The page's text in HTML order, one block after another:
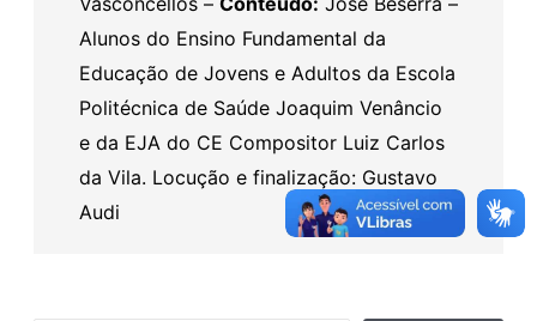
Alunos do Ensino Fundamental da
Educação de Jovens e Adultos da Escola
Politécnica de Saúde Joaquim Venâncio
e da EJA do CE Compositor Luiz Carlos
da Vila. Locução e finalização: Gustavo
Audi